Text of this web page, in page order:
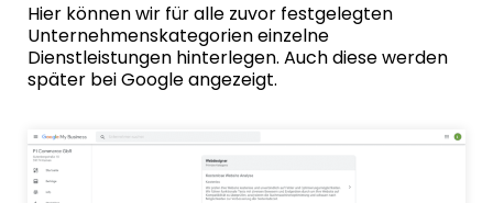
Hier können wir für alle zuvor festgelegten
Unternehmenskategorien einzelne
Dienstleistungen hinterlegen. Auch diese werden
später bei Google angezeigt.